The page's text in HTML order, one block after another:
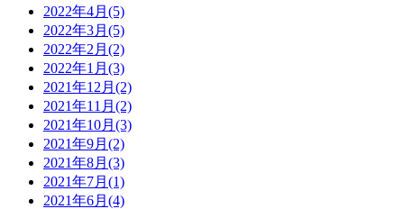
2022年4月(5)
2022年3月(5)
2022年2月(2)
2022年1月(3)
2021年12月(2)
2021年11月(2)
2021年10月(3)
2021年9月(2)
2021年8月(3)
2021年7月(1)
2021年6月(4)